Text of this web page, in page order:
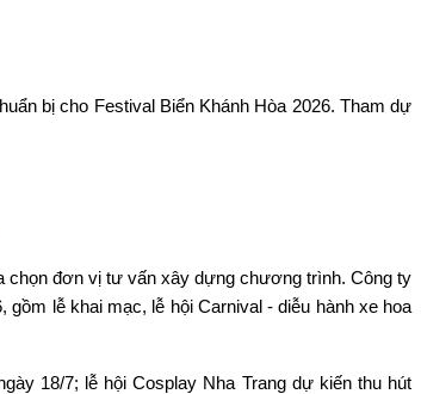
ẩn bị cho Festival Biển Khánh Hòa 2026. Tham dự
chọn đơn vị tư vấn xây dựng chương trình. Công ty
gồm lễ khai mạc, lễ hội Carnival - diễu hành xe hoa
18/7; lễ hội Cosplay Nha Trang dự kiến thu hút